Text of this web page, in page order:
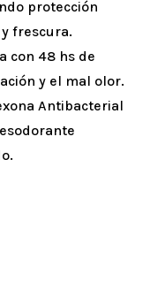
protección
frescura.
con 48 hs de
y el mal olor.
Antibacterial